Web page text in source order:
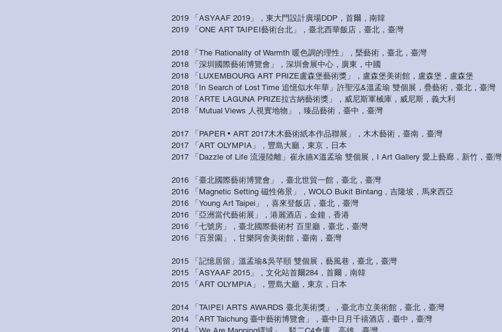
2019
「ASYAAF 2019」，東大門設計廣場DDP，首爾，南韓
2019 「ONE ART TAIPEI藝術台北」，臺北西華飯店，臺北，臺灣
2018 「 The Rationality of Warmth 暖色調的理性」，槩藝術，臺北，臺灣
2018 「深圳國際藝術博覽會」，深圳會展中心，廣東，中國
2018 「LUXEMBOURG ART PRIZE盧森堡藝術獎」，盧森堡美術館，盧森堡，盧森堡
2018 「In Search of Lost Time 追憶似水年華」許聖泓&溫孟瑜 雙個展，疊藝術， 臺北，臺灣
2018 「ARTE LAGUNA PRIZE拉古納藝術獎」，威尼斯軍械庫，威尼斯，義大利
2018 「Mutual Views 人視實地物」，臻品藝術，臺中，臺灣
2017 「PAPER • ART 2017木木藝術紙本作品聯展」，木木藝術，臺南，臺灣
2017
「ART OLYMPIA」，豐島大廳，東京，日本
2017 「Dazzle of Life 流漫陸離」崔永嬿X溫孟瑜 雙個展，I Art Gallery 愛上藝廊，新竹，臺灣
2016 「臺北國際藝術博覽會」，臺北世貿一館，臺北，臺灣
2016 「Magnetic Setting 磁性佈景」，WOLO Bukit Bintang，吉隆坡，馬來西亞
2016 「Young Art Taipei」，喜來登飯店，臺北，臺灣
2016 「亞洲當代藝術展」，港麗酒店，金鐘，香港
2016
「七號房」，臺北國際藝術村 百里廳，臺北，臺灣
2016
「百景園」，甘樂阿舍美術館，臺南，臺灣
2015 「記憶居留」溫孟瑜&吳芊頤 雙個展，藝風巷，臺北，臺灣
2015
「ASYAAF 2015」，文化站首爾284，首爾，南韓
2015
「ART OLYMPIA」，豐島大廳，東京，日本
2014 「TAIPEI ARTS AWARDS 臺北美術獎」，臺北市立美術館，臺北，臺灣
2014
「ART Taichung 臺中藝術博覽會」，臺中日月千禧酒店，臺中，臺灣